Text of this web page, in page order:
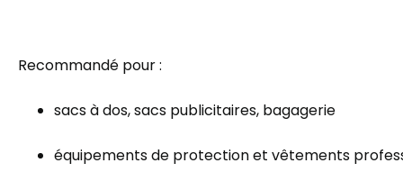
Recommandé pour :
sacs à dos, sacs publicitaires, bagagerie
équipements de protection et vêtements